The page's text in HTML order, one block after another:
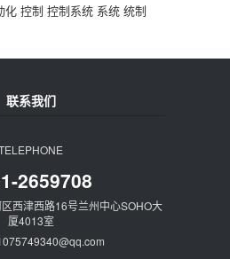
化 控制 控制系统 系统 统制
联系我们
2659708
西津西路16号兰州中心SOHO大
厦4013室